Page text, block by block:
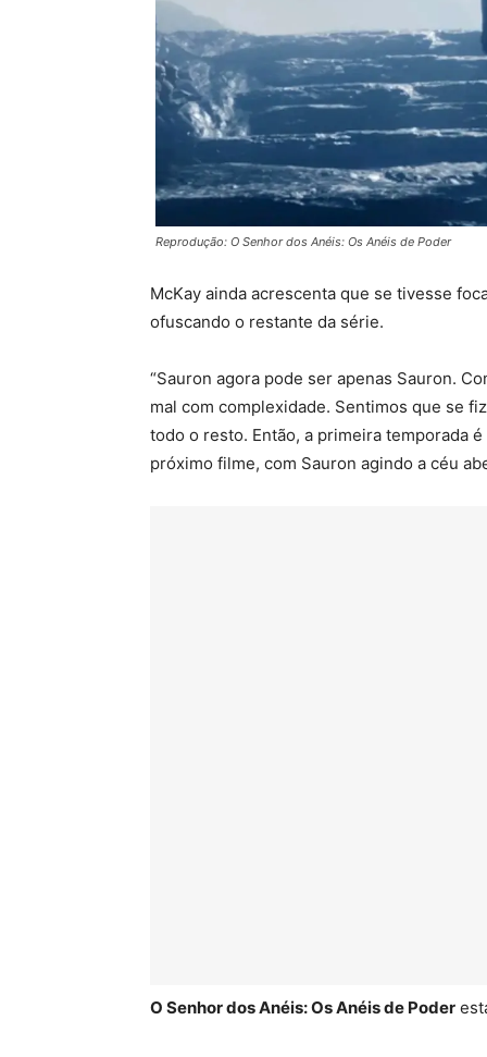
Reprodução: O Senhor dos Anéis: Os Anéis de Poder
McKay ainda acrescenta que se tivesse
ofuscando o restante da série.
“Sauron agora pode ser apenas Sauron.
mal com complexidade. Sentimos que se
todo o resto. Então, a primeira temporada
próximo filme, com Sauron agindo a céu
O Senhor dos Anéis: Os Anéis de Poder